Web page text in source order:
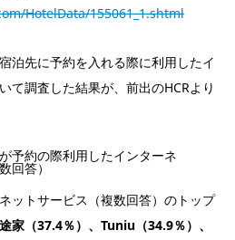
HotelData/155061_1.shtml
泊先に予約を入れる際に利用したイ
て調査した結果が、前出のHCRより
ットサービス（複数回答）のトップ
家（37.4％）、Tuniu（34.9％）、